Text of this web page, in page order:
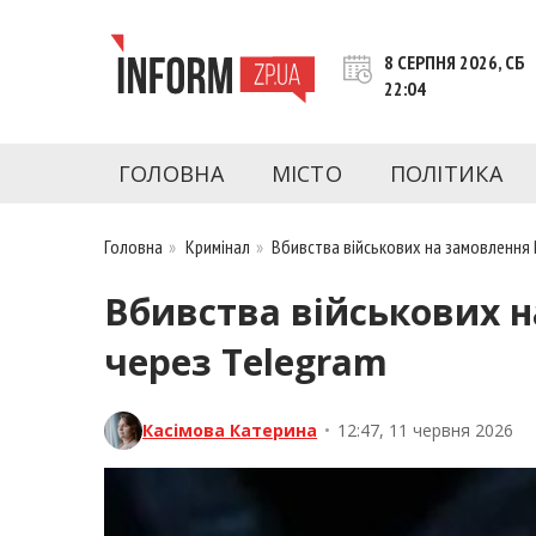
INFORM.ZP.UA – це інформаційний
Запоріжжя та Запорізької області на день.
8 СЕРПНЯ 2026, СБ
22:04
ГОЛОВНА МІСТО ПОЛІТИКА
Головна » Кримінал »Вбивства військових на
Вбивства військових
через Telegram
Касімова Катерина • 12:47, 11 червня 2026